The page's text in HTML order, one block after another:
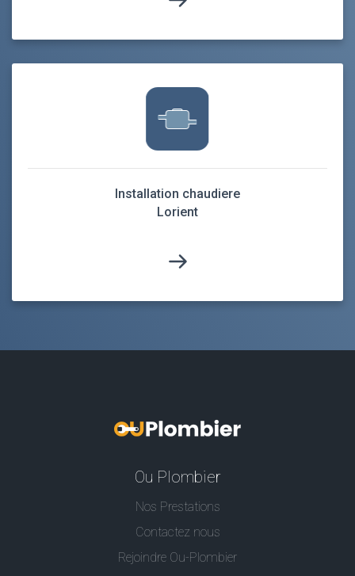
Installation chaudiere
Lorient
Ou Plombier
Nos Prestations
Contactez nous
Rejoindre Ou-Plombier